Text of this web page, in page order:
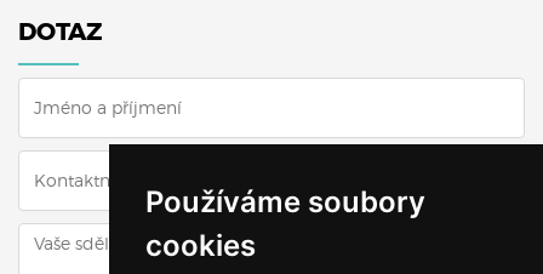
Používáme soubory
cookies
DOTAZ